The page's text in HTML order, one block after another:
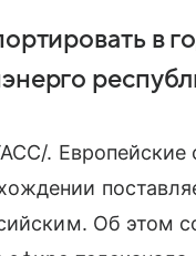
в
. Европейские
Об этом